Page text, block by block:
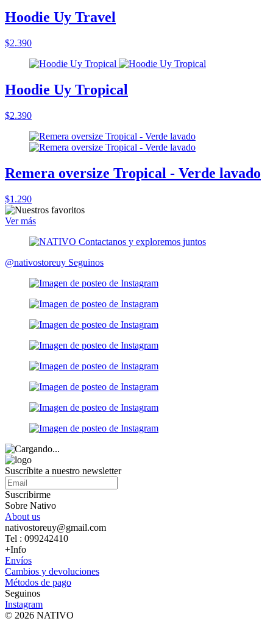
Hoodie Uy Travel
$2.390
Hoodie Uy Tropical
$2.390
Remera oversize Tropical - Verde lavado
$1.290
Ver más
@nativostoreuy Seguinos
Suscríbite a nuestro newsletter
Suscribirme
Sobre Nativo
About us
nativostoreuy@gmail.com
Tel : 099242410
+Info
Envíos
Cambios y devoluciones
Métodos de pago
Seguinos
Instagram
© 2026 NATIVO